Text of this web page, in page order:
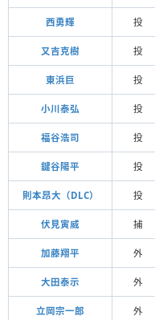
西勇輝 投
又吉克樹 投
東浜巨 投
小川泰弘 投
福谷浩司 投
鍵谷陽平 投
則本昂大（DLC） 投
伏見寅威 捕
加藤翔平 外
大田泰示 外
立岡宗一郎 外